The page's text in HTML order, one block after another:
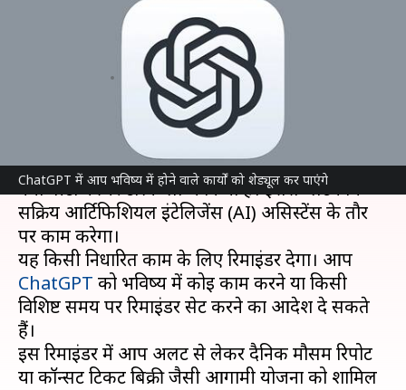
ChatGPT में आप भविष्य में होने वाले कार्याें को शेड्यूल कर पाएंगे
टास्क फीचर, जानिए क्या होगा इसका
Jan 15, 2025 12:43 pm
OpenAIने अपने ChatGPT प्लेटफॉर्म के लिए एक
नया बीटा फीचर टास्क लॉन्च किया है। इससे प्लेटफॉर्म
सक्रिय आर्टिफिशियल इंटेलिजेंस (AI) असिस्टेंस के तौर
पर काम करेगा।
यह किसी निर्धारित काम के लिए रिमाइंडर देगा। आप
ChatGPT को भविष्य में कोई काम करने या किसी
विशिष्ट समय पर रिमाइंडर सेट करने का आदेश दे सकते
हैं।
इस रिमाइंडर में आप अलर्ट से लेकर दैनिक मौसम रिपोर्ट
या कॉन्सर्ट टिकट बिक्री जैसी आगामी योजना को शामिल